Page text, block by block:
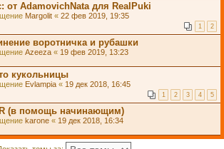
от AdamovichNata для RealPuki
Margolit « 22 фев 2019, 19:35
1 2
воротничка и рубашки
Azeeza « 19 фев 2019, 13:23
кукольницы
Evlampia « 19 дек 2018, 16:45
1 2 3 4 5
(в помощь начинающим)
karone « 19 дек 2018, 16:34